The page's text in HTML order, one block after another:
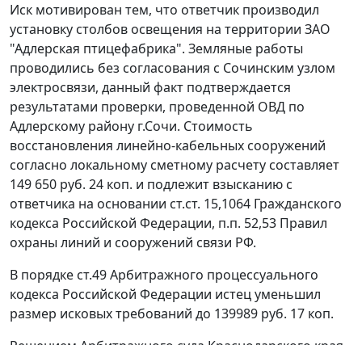
Иск мотивирован тем, что ответчик производил
установку столбов освещения на территории ЗАО
"Адлерская птицефабрика". Земляные работы
проводились без согласования с Сочинским узлом
электросвязи, данный факт подтверждается
результатами проверки, проведенной ОВД по
Адлерскому району г.Сочи. Стоимость
восстановления линейно-кабельных сооружений
согласно локальному сметному расчету составляет
149 650 руб. 24 коп. и подлежит взысканию с
ответчика на основании ст.ст. 15,1064 Гражданского
кодекса Российской Федерации, п.п. 52,53 Правил
охраны линий и сооружений связи РФ.
В порядке ст.49Арбитражного процессуального
кодекса Российской Федерации истец уменьшил
размер исковых требований до 139989 руб. 17 коп.